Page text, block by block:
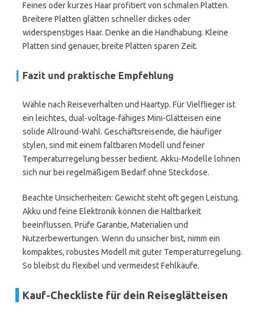
Feines oder kurzes Haar profitiert von schmalen Platten.
Breitere Platten glätten schneller dickes oder
widerspenstiges Haar. Denke an die Handhabung. Kleine
Platten sind genauer, breite Platten sparen Zeit.
Fazit und praktische Empfehlung
Wähle nach Reiseverhalten und Haartyp. Für Vielflieger ist
ein leichtes, dual-voltage-fähiges Mini-Glätteisen eine
solide Allround-Wahl. Geschäftsreisende, die häufiger
stylen, sind mit einem faltbaren Modell und feiner
Temperaturregelung besser bedient. Akku-Modelle lohnen
sich nur bei regelmäßigem Bedarf ohne Steckdose.
Beachte Unsicherheiten: Gewicht steht oft gegen Leistung.
Akku und feine Elektronik können die Haltbarkeit
beeinflussen. Prüfe Garantie, Materialien und
Nutzerbewertungen. Wenn du unsicher bist, nimm ein
kompaktes, robustes Modell mit guter Temperaturregelung.
So bleibst du flexibel und vermeidest Fehlkäufe.
Kauf-Checkliste für dein Reiseglätteisen